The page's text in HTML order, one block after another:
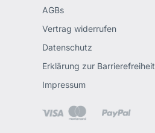
AGBs
Vertrag widerrufen
Datenschutz
Erklärung zur Barrierefreiheit
Impressum